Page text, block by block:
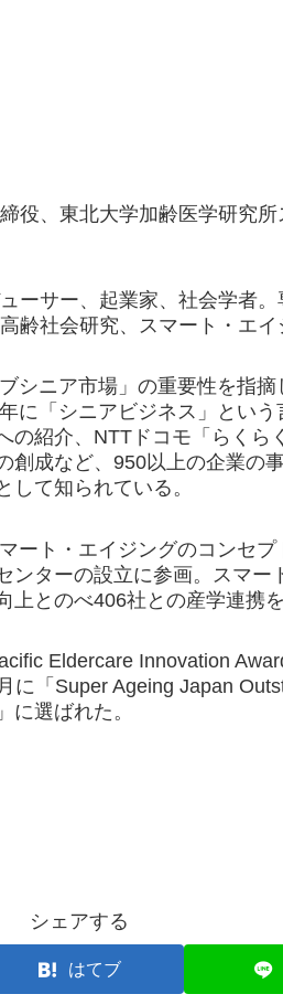
役、東北大学加齢医学研究
ーサー、起業家、社会学者
齢社会研究、スマート・エイ
シニア市場」の重要性を指
に「シニアビジネス」とい
の紹介、NTTドコモ「らくら
創成など、950以上の企業の
して知られている。
ート・エイジングのコンセ
ンターの設立に参画。スマー
とのべ406社との産学連携
Eldercare Innovation
に「Super Ageing Japan
に選ばれた。
シェアする
はてブ